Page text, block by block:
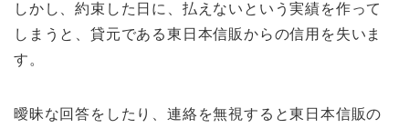
しかし、約束した日に、払えないという実績を作って
しまうと、貸元である東日本信販からの信用を失いま
す。
曖昧な回答をしたり、連絡を無視すると東日本信販の